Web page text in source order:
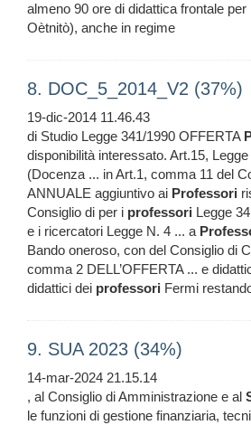
almeno 90 ore di didattica frontale per
Oètnitò), anche in regime
8. DOC_5_2014_V2 (37%)
19-dic-2014 11.46.43
di Studio Legge 341/1990 OFFERTA
disponibilità interessato. Art.15,
(Docenza ... in Art.1, comma 11 del
ANNUALE aggiuntivo ai Professori
Consiglio di per i professori Legge
e i ricercatori Legge N. 4 ... a
Bando oneroso, con del Consiglio di
comma 2 DELL’OFFERTA ... e
didattici dei professori Fermi
9. SUA 2023 (34%)
14-mar-2024 21.15.14
, al Consiglio di Amministrazione e al
le funzioni di gestione finanziaria,